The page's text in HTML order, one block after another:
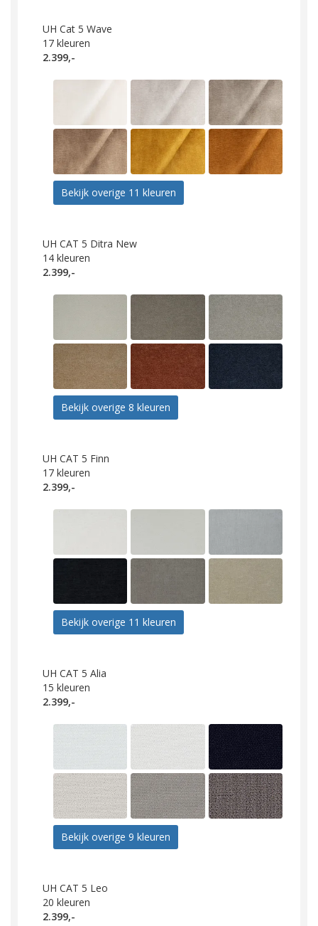
UH Cat 5 Wave
17 kleuren
2.399,-
Bekijk overige 11 kleuren
UH CAT 5 Ditra New
14 kleuren
2.399,-
Bekijk overige 8 kleuren
UH CAT 5 Finn
17 kleuren
2.399,-
Bekijk overige 11 kleuren
UH CAT 5 Alia
15 kleuren
2.399,-
Bekijk overige 9 kleuren
UH CAT 5 Leo
20 kleuren
2.399,-